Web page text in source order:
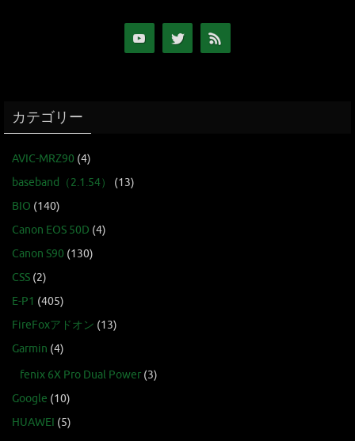
カテゴリー
AVIC-MRZ90 (4)
baseband（2.1.54）
(13)
BIO (140)
Canon EOS 50D (4)
Canon S90 (130)
CSS (2)
E-P1 (405)
FireFoxアドオン (13)
Garmin (4)
fenix 6X Pro Dual Power (3)
Google (10)
HUAWEI (5)